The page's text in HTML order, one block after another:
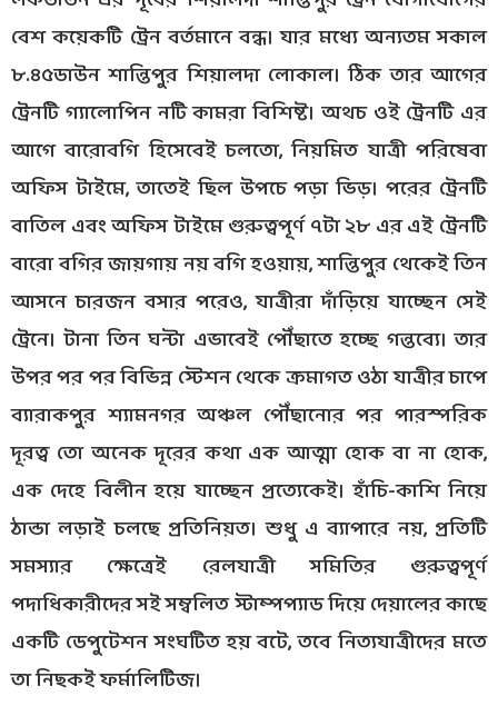
বেশ কয়েকটি ট্রেন বর্তমানে বন্ধ। যার মধ্যে অন্যতম সকাল
৮.৪৫ডাউন শান্তিপুর শিয়ালদা লোকাল। ঠিক তার আগের
ট্রেনটি গ্যালোপিন নটি কামরা বিশিষ্ট। অথচ ওই ট্রেনটি এর
আগে বারোবগি হিসেবেই চলতো, নিয়মিত যাত্রী পরিষেবা
অফিস টাইমে, তাতেই ছিল উপচে পড়া ভিড়। পরের ট্রেনটি
বাতিল এবং অফিস টাইমে গুরুত্বপূর্ণ ৭টা ২৮ এর এই ট্রেনটি
বারো বগির জায়গায় নয় বগি হওয়ায়, শান্তিপুর থেকেই তিন
আসনে চারজন বসার পরেও, যাত্রীরা দাঁড়িয়ে যাচ্ছেন সেই
ট্রেনে। টানা তিন ঘন্টা এভাবেই পৌঁছাতে হচ্ছে গন্তব্যে। তার
উপর পর পর বিভিন্ন স্টেশন থেকে ক্রমাগত ওঠা যাত্রীর চাপে
ব্যারাকপুর শ্যামনগর অঞ্চল পৌঁছানোর পর পারস্পরিক
দূরত্ব তো অনেক দূরের কথা এক আত্মা হোক বা না হোক,
এক দেহে বিলীন হয়ে যাচ্ছেন প্রত্যেকেই। হাঁচি-কাশি নিয়ে
ঠান্ডা লড়াই চলছে প্রতিনিয়ত। শুধু এ ব্যাপারে নয়, প্রতিটি
সমস্যার ক্ষেত্রেই রেলযাত্রী সমিতির গুরুত্বপূর্ণ
পদাধিকারীদের সই সম্বলিত স্টাম্পপ্যাড দিয়ে দেয়ালের কাছে
একটি ডেপুটেশন সংঘটিত হয় বটে, তবে নিত্যযাত্রীদের মতে
তা নিছকই ফর্মালিটিজ।